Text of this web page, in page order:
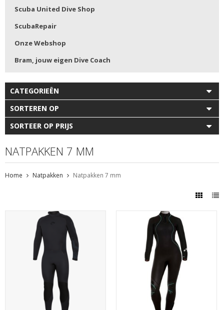
Scuba United Dive Shop
ScubaRepair
Onze Webshop
Bram, jouw eigen Dive Coach
CATEGORIEËN
SORTEREN OP
SORTEER OP PRIJS
NATPAKKEN 7 MM
Home Natpakken Natpakken 7 mm